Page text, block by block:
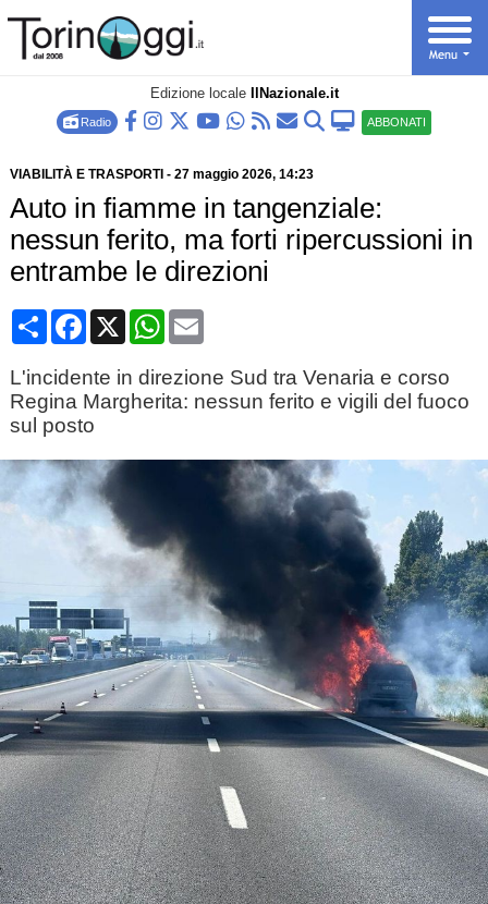
Edizione locale IlNazionale.it
Radio ABBONATI
VIABILITÀ E TRASPORTI - 27 maggio 2026, 14:23
Auto in fiamme in tangenziale:
nessun ferito, ma forti ripercussioni in
entrambe le direzioni
CondividiFacebook
X WhatsApp
Email
L'incidente in direzione Sud tra Venaria e corso
Regina Margherita: nessun ferito e vigili del fuoco
sul posto